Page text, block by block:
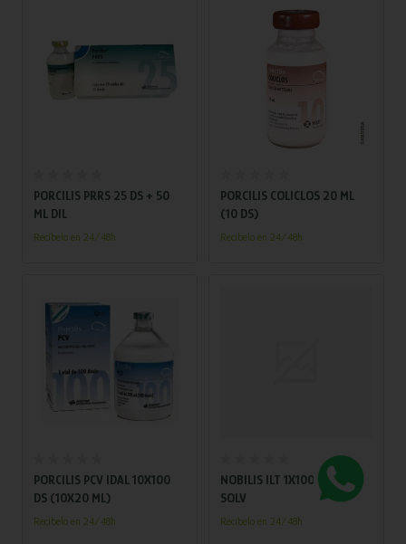
PORCILIS PRRS 25 DS + 50
ML DIL
Recíbelo en 24/48h
PORCILIS COLICLOS 20 ML
(10 DS)
Recíbelo en 24/48h
PORCILIS PCV IDAL 10X100
DS (10X20 ML)
Recíbelo en 24/48h
Añadir al carrito
NOBILIS ILT 1X1000 DS +
SOLV
Recíbelo en 24/48h